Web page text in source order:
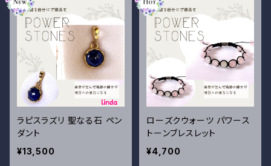
ラピスラズリ 聖なる石 ペン
ダント
¥13,500
ローズクウォーツ パワース
トーンブレスレット
¥4,700